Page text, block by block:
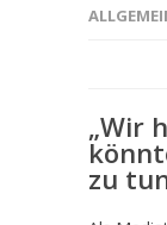
„Wir
zu